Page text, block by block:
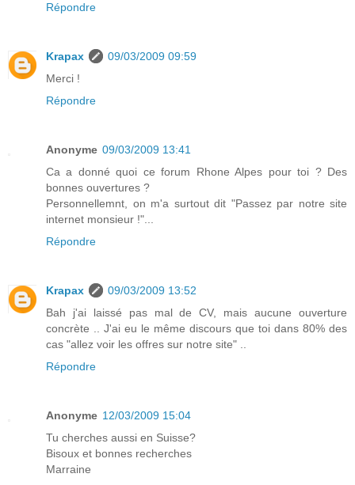
Répondre
Krapax
09/03/2009 09:59
Merci !
Répondre
Anonyme 09/03/2009 13:41
Ca a donné quoi ce forum Rhone Alpes pour toi ? Des
bonnes ouvertures ?
Personnellemnt, on m'a surtout dit "Passez par notre site
internet monsieur !"...
Répondre
Krapax
09/03/2009 13:52
Bah j'ai laissé pas mal de CV, mais aucune ouverture
concrète .. J'ai eu le même discours que toi dans 80% des
cas "allez voir les offres sur notre site" ..
Répondre
Anonyme 12/03/2009 15:04
Tu cherches aussi en Suisse?
Bisoux et bonnes recherches
Marraine